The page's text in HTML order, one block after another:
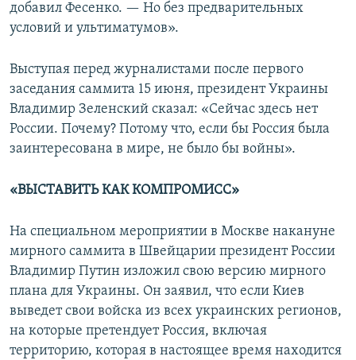
добавил Фесенко. — Но без предварительных
условий и ультиматумов».
Выступая перед журналистами после первого
заседания саммита 15 июня, президент Украины
Владимир Зеленский сказал: «Сейчас здесь нет
России. Почему? Потому что, если бы Россия была
заинтересована в мире, не было бы войны».
«ВЫСТАВИТЬ КАК КОМПРОМИСС»
На специальном мероприятии в Москве накануне
мирного саммита в Швейцарии президент России
Владимир Путин изложил свою версию мирного
плана для Украины. Он заявил, что если Киев
выведет свои войска из всех украинских регионов,
на которые претендует Россия, включая
территорию, которая в настоящее время находится